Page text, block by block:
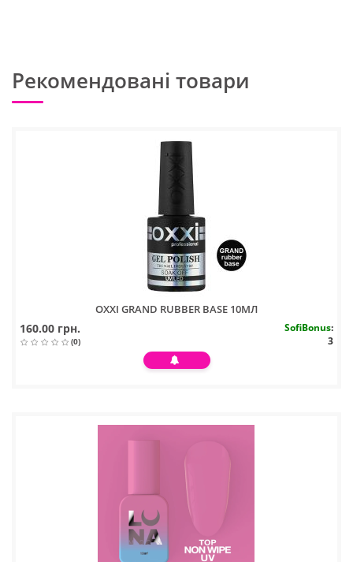
Рекомендовані товари
OXXI GRAND RUBBER BASE 10МЛ
160.00 грн.
(0)
SofiBonus:
3